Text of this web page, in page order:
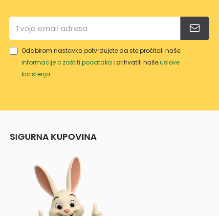
Odabirom nastavka potvrđujete da ste pročitali naše
informacije o zaštiti podataka i prihvatili našeuslove
korištenja.
SIGURNA KUPOVINA